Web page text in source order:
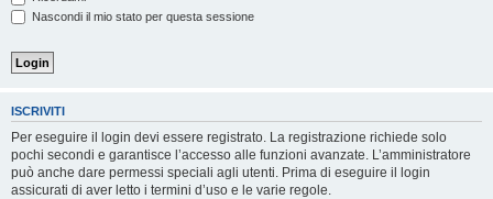
Nascondi il mio stato per questa sessione
ISCRIVITI
Per eseguire il login devi essere registrato. La registrazione richiede solo
pochi secondi e garantisce l’accesso alle funzioni avanzate. L’amministratore
può anche dare permessi speciali agli utenti. Prima di eseguire il login
assicurati di aver letto i termini d’uso e le varie regole.